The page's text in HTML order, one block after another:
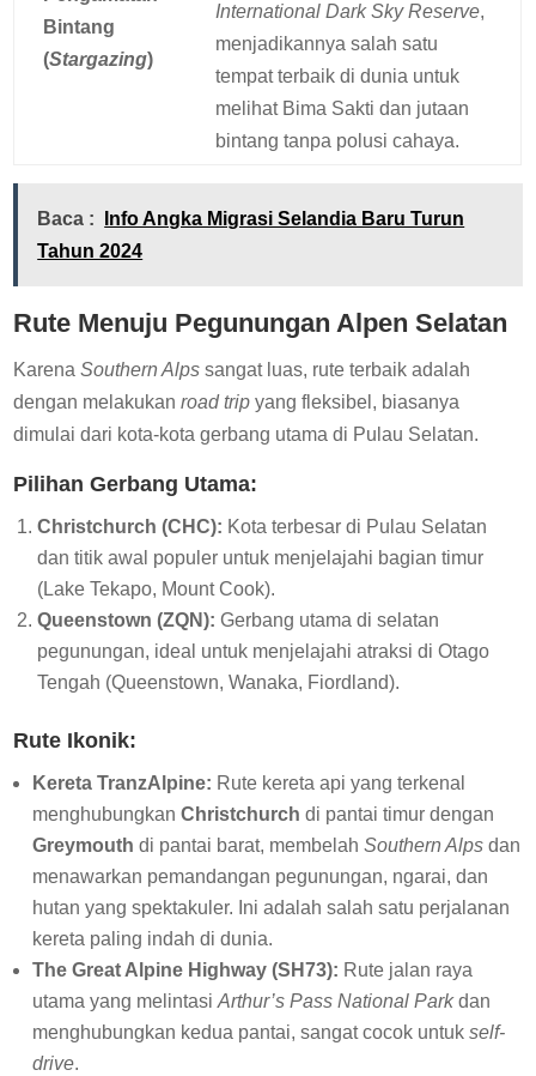
Bintang
(Stargazing)
International Dark Sky Reserve,
menjadikannya salah satu
tempat terbaik di dunia untuk
melihat Bima Sakti dan jutaan
bintang tanpa polusi cahaya.
Baca :
Info Angka Migrasi Selandia Baru Turun
Tahun 2024
Rute Menuju Pegunungan Alpen Selatan
KarenaSouthern Alps sangat luas, rute terbaik adalah
dengan melakukanroad trip yang fleksibel, biasanya
dimulai dari kota-kota gerbang utama di Pulau Selatan.
Pilihan Gerbang Utama:
Christchurch (CHC): Kota terbesar di Pulau Selatan
dan titik awal populer untuk menjelajahi bagian timur
(Lake Tekapo, Mount Cook).
Queenstown (ZQN): Gerbang utama di selatan
pegunungan, ideal untuk menjelajahi atraksi di Otago
Tengah (Queenstown, Wanaka, Fiordland).
Rute Ikonik:
Kereta TranzAlpine: Rute kereta api yang terkenal
menghubungkanChristchurch di pantai timur dengan
Greymouth di pantai barat, membelahSouthern Alps dan
menawarkan pemandangan pegunungan, ngarai, dan
hutan yang spektakuler. Ini adalah salah satu perjalanan
kereta paling indah di dunia.
The Great Alpine Highway (SH73): Rute jalan raya
utama yang melintasiArthur’s Pass National Parkdan
menghubungkan kedua pantai, sangat cocok untukself-
drive.